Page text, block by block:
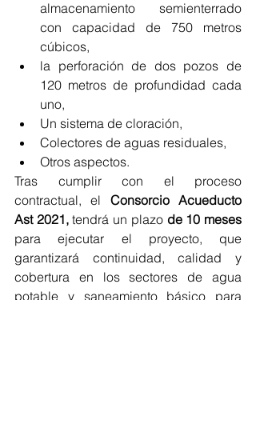
almacenamiento semienterrado
con capacidad de 750 metros
cúbicos,
la perforación de dos pozos de
120 metros de profundidad cada
uno,
Un sistema de cloración,
Colectores de aguas residuales,
Otros aspectos.
Tras cumplir con el proceso
contractual, el Consorcio Acueducto
Ast 2021, tendrá un plazo de 10 meses
para ejecutar el proyecto, que
garantizará continuidad, calidad y
cobertura en los sectores de agua
potable y saneamiento básico para